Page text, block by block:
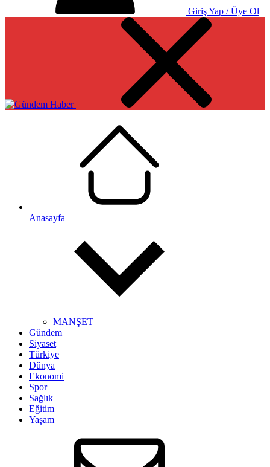
Giriş Yap / Üye Ol
Anasayfa
MANŞET
Gündem
Siyaset
Türkiye
Dünya
Ekonomi
Spor
Sağlık
Eğitim
Yaşam